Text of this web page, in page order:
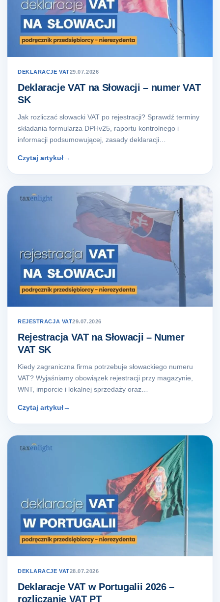
DEKLARACJE VAT29.07.2026
Deklaracje VAT na Słowacji – numer VAT
SK
Jak rozliczać słowacki VAT po rejestracji? Sprawdź terminy
składania formularza DPHv25, raportu kontrolnego i
informacji podsumowującej, zasady deklaracji…
Czytaj artykuł→
REJESTRACJA VAT29.07.2026
Rejestracja VAT na Słowacji – Numer
VAT SK
Kiedy zagraniczna firma potrzebuje słowackiego numeru
VAT? Wyjaśniamy obowiązek rejestracji przy magazynie,
WNT, imporcie i lokalnej sprzedaży oraz…
Czytaj artykuł→
DEKLARACJE VAT28.07.2026
Deklaracje VAT w Portugalii 2026 –
rozliczanie VAT PT